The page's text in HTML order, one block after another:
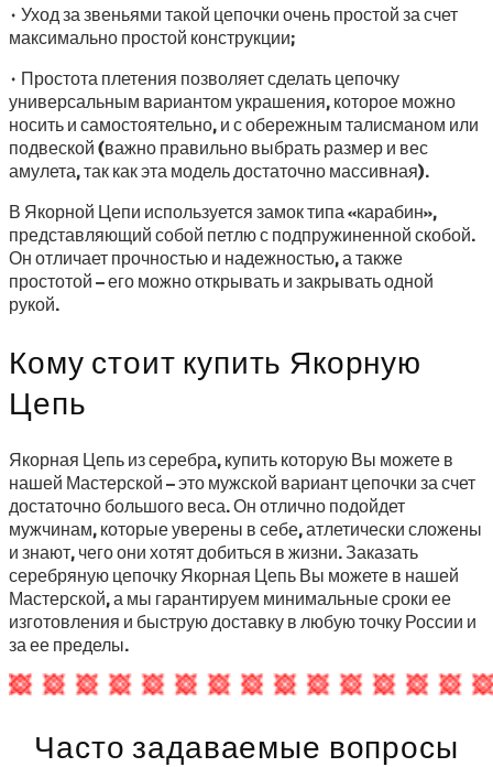
· Уход за звеньями такой цепочки очень простой за счет
максимально простой конструкции;
· Простота плетения позволяет сделать цепочку
универсальным вариантом украшения, которое можно
носить и самостоятельно, и с обережным талисманом или
подвеской (важно правильно выбрать размер и вес
амулета, так как эта модель достаточно массивная).
В Якорной Цепи используется замок типа «карабин»,
представляющий собой петлю с подпружиненной скобой.
Он отличает прочностью и надежностью, а также
простотой – его можно открывать и закрывать одной
рукой.
Кому стоит купить Якорную
Цепь
Якорная Цепь из серебра, купить которую Вы можете в
нашей Мастерской – это мужской вариант цепочки за счет
достаточно большого веса. Он отлично подойдет
мужчинам, которые уверены в себе, атлетически сложены
и знают, чего они хотят добиться в жизни. Заказать
серебряную цепочку Якорная Цепь Вы можете в нашей
Мастерской, а мы гарантируем минимальные сроки ее
изготовления и быструю доставку в любую точку России и
за ее пределы.
Часто задаваемые вопросы